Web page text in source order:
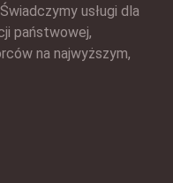
usługi dla
państwowej,
na najwyższym,